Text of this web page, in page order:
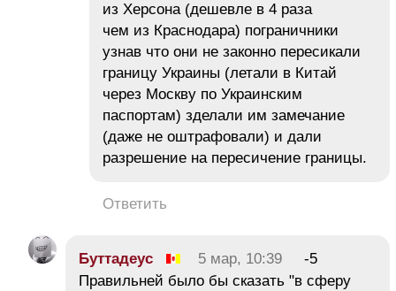
из Херсона (дешевле в 4 раза
чем из Краснодара) пограничники
узнав что они не законно пересикали
границу Украины (летали в Китай
через Москву по Украинским
паспортам) зделали им замечание
(даже не оштрафовали) и дали
разрешение на пересичение границы.
Ответить
Буттадеус 5 мар, 10:39
-5
Правильней было бы сказать "в сферу